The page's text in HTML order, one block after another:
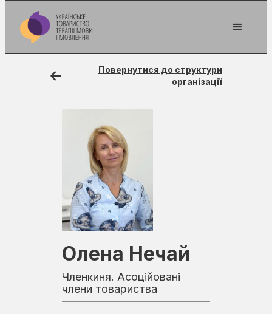
Повернутися до структури
організації
Олена Нечай
Членкиня. Асоційовані
члени товариства